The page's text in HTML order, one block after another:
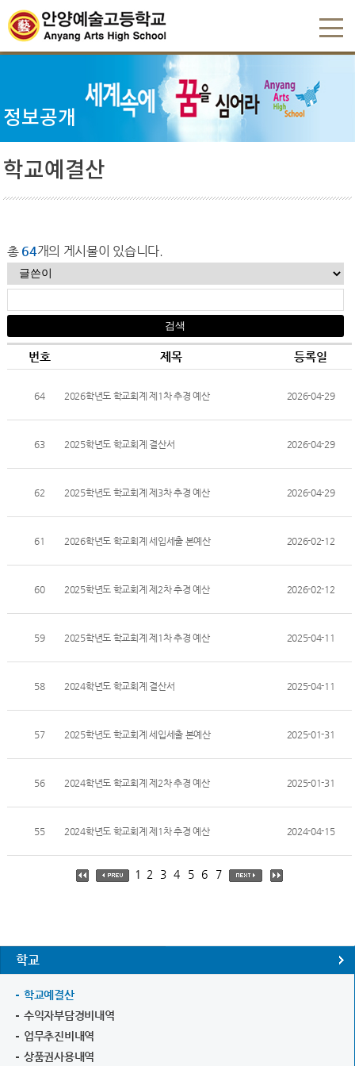
정보공개
학교예결산
총 64개의 게시물이 있습니다.
번호 제목 등록일
64 2026학년도 학교회계 제1차 추경 예산 2026-04-29
63 2025학년도 학교회계 결산서 2026-04-29
62 2025학년도 학교회계 제3차 추경 예산 2026-04-29
61 2026학년도 학교회계 세입세출 본예산 2026-02-12
60 2025학년도 학교회계 제2차 추경 예산 2026-02-12
59 2025학년도 학교회계 제1차 추경 예산 2025-04-11
58 2024학년도 학교회계 결산서 2025-04-11
57 2025학년도 학교회계 세입세출 본예산 2025-01-31
56 2024학년도 학교회계 제2차 추경 예산 2025-01-31
55 2024학년도 학교회계 제1차 추경 예산 2024-04-15
1 2 3 4 5 6 7
학교
학교예결산
수익자부담경비내역
업무추진비내역
상품권사용내역